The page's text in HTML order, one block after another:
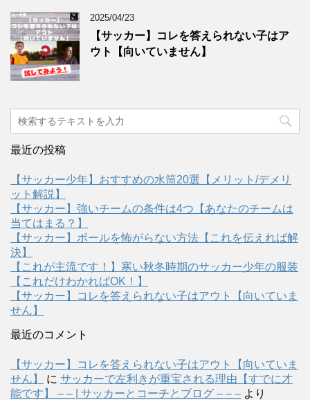
2025/04/23
【サッカー】コレを答えられない子はア
ウト【向いていません】
最近の投稿
【サッカー少年】おすすめの水筒20選【メリット/デメリ
ット解説】
【サッカー】強いチームの条件は4つ【あなたのチームは
当てはまる？】
【サッカー】ボールを怖がらない方法【これを伝えれば解
決】
【これが主流です！】寒い秋冬時期のサッカー少年の服装
【これだけわかればOK！】
【サッカー】コレを答えられない子はアウト【向いていま
せん】
最近のコメント
【サッカー】コレを答えられない子はアウト【向いていま
せん】
に サッカーで左利きが重宝される理由【すでに才
能です】 – – | サッカーとコーチとブログ – – – より